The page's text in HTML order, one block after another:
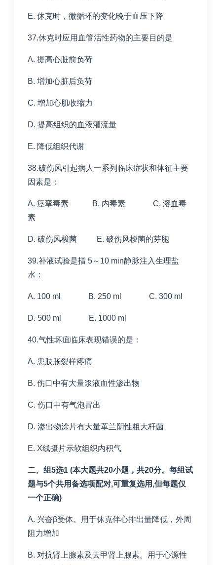
E. 休克时，微循环的变化晚于血压下降
37.休克时应用血管活性药物的主要目的是
A. 提高心脏前负荷
B. 增加心脏后负荷
C. 增加心肌收缩力
D. 提高组织的血液灌流量
E. 降低组织代谢
38.破伤风引起病人一系列临床症状和体征主要
因素是：
A. 痉挛毒素 B. 内毒素 C. 溶血毒
素
D. 破伤风梭菌 E. 破伤风梭菌的芽胞
39.补液试验是指 5～10 min静脉注入生理盐
水：
A. 100 ml B. 250 ml C. 300 ml
D. 500 ml E. 1000 ml
40.气性坏疽临床表现错误的是：
A. 患肢胀裂样疼痛
B. 伤口中有大量浆液血性渗出物
C. 伤口中有气泡冒出
D. 渗出物涂片有大量革兰阴性粗大杆菌
E. X线摄片示软组织内积气
二、组5选1 (本大题共20小题，共20分。每组试
题与5个共用备选项配对,可重复选用,但每题仅
一个正确)
A. 兴奋β受体。用于休克伴心排出量降低，外周
阻力增加
B. 对抗肾上腺素及去甲肾上腺素。用于心源性